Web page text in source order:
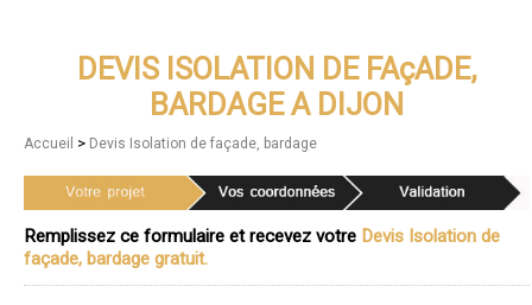
DEVIS ISOLATION DE FAçADE,
BARDAGE A DIJON
Accueil > Devis Isolation de façade, bardage
Remplissez ce formulaire et recevez votre Devis Isolation de
façade, bardage gratuit.